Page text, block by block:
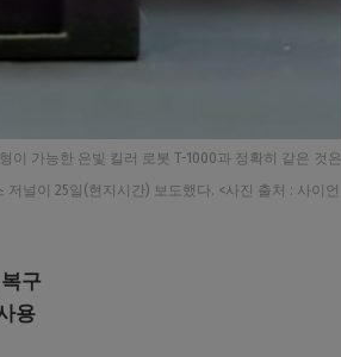
이 가능한 은빛 킬러 로봇 T-1000과 정확히 같은 것은
널이 25일(현지시간) 보도했다. <사진 출처 : 사이언
구
용